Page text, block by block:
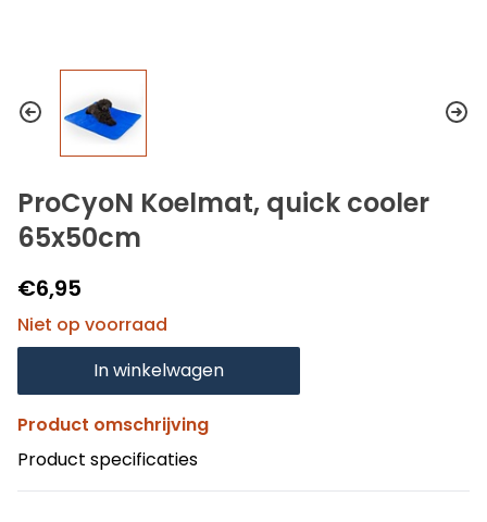
ProCyoN Koelmat, quick cooler
65x50cm
€6,95
Niet op voorraad
In winkelwagen
Product omschrijving
Product specificaties